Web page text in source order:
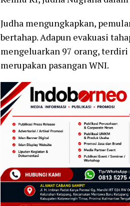
Judha mengungkapkan,
bertahap. Adapun evakuasi
mengeluarkan 97 orang, terdiri
merupakan pasangan WNI.